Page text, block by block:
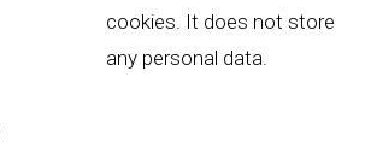
cookies. It does not store
any personal data.